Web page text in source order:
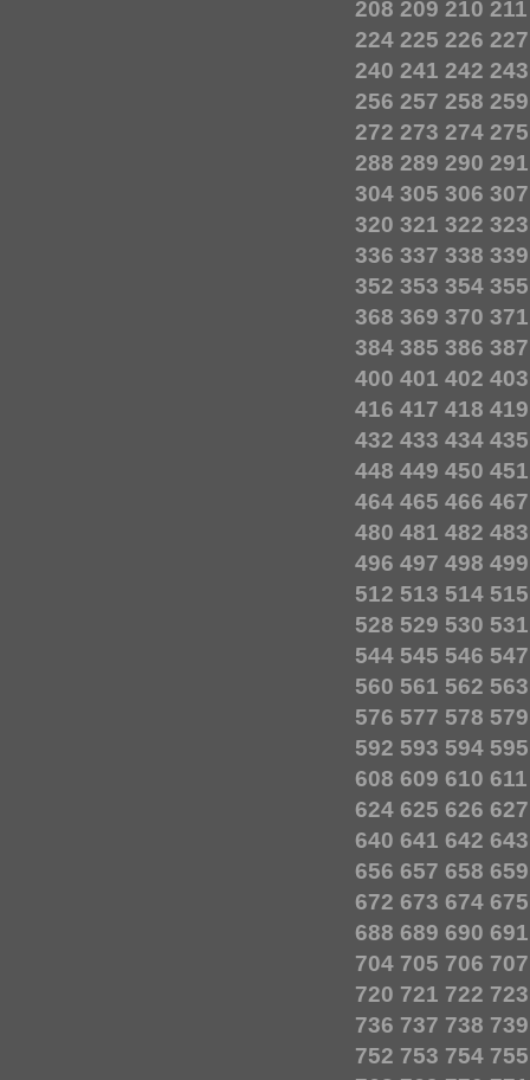
208 209 210 211
224 225 226 227
240 241 242 243
256 257 258 259
272 273 274 275
288 289 290 291
304 305 306 307
320 321 322 323
336 337 338 339
352 353 354 355
368 369 370 371
384 385 386 387
400 401 402 403
416 417 418 419
432 433 434 435
448 449 450 451
464 465 466 467
480 481 482 483
496 497 498 499
512 513 514 515
528 529 530 531
544 545 546 547
560 561 562 563
576 577 578 579
592 593 594 595
608 609 610 611
624 625 626 627
640 641 642 643
656 657 658 659
672 673 674 675
688 689 690 691
704 705 706 707
720 721 722 723
736 737 738 739
752 753 754 755